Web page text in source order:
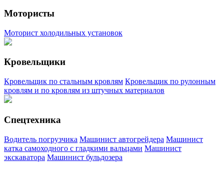
Мотористы
Моторист холодильных установок
Кровельщики
Кровельщик по стальным кровлям Кровельщик по рулонным
кровлям и по кровлям из штучных материалов
Спецтехника
Водитель погрузчика Машинист автогрейдера Машинист
катка самоходного с гладкими вальцами Машинист
экскаватора Машинист бульдозера